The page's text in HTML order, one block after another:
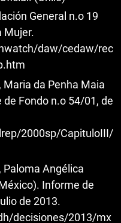
General n.o 19
Mujer.
daw/cedaw/rec
Maria da Penha Maia
Fondo n.o 54/01, de
2000sp/CapituloIII/
Paloma Angélica
Informe de
de 2013.
decisiones/2013/mx